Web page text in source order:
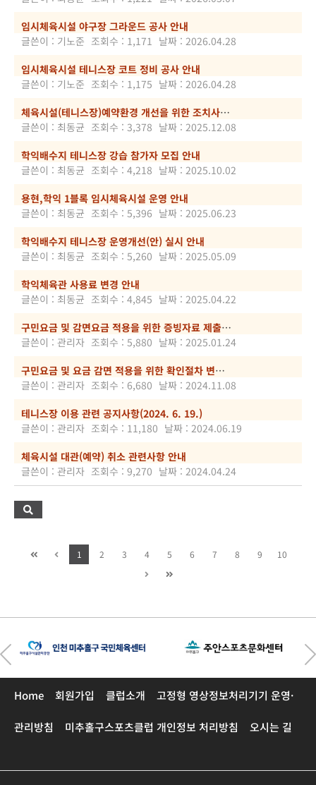
임시체육시설 야구장 그라운드 공사 안내
글쓴이 : 기노준 조회수 : 1,171 날짜 : 2026.04.28
임시체육시설 테니스장 코트 정비 공사 안내
글쓴이 : 기노준 조회수 : 1,175 날짜 : 2026.04.28
체육시설(테니스장)예약환경 개선을 위한 조치사항 안내
글쓴이 : 최동균 조회수 : 3,378 날짜 : 2025.12.08
학익배수지 테니스장 강습 참가자 모집 안내
글쓴이 : 최동균 조회수 : 4,218 날짜 : 2025.10.02
용현,학익 1블록 임시체육시설 운영 안내
글쓴이 : 최동균 조회수 : 5,396 날짜 : 2025.06.23
학익배수지 테니스장 운영개선(안) 실시 안내
글쓴이 : 최동균 조회수 : 5,260 날짜 : 2025.05.09
학익체육관 사용료 변경 안내
글쓴이 : 최동균 조회수 : 4,845 날짜 : 2025.04.22
구민요금 및 감면요금 적용을 위한 증빙자료 제출 시 주의사항(필독)
글쓴이 : 관리자 조회수 : 5,880 날짜 : 2025.01.24
구민요금 및 요금 감면 적용을 위한 확인절차 변경 안내
글쓴이 : 관리자 조회수 : 6,680 날짜 : 2024.11.08
테니스장 이용 관련 공지사항(2024. 6. 19.)
글쓴이 : 관리자 조회수 : 11,180 날짜 : 2024.06.19
체육시설 대관(예약) 취소 관련사항 안내
글쓴이 : 관리자 조회수 : 9,270 날짜 : 2024.04.24
1 2 3 4 5 6 7 8 9 10
Home 회원가입 클럽소개 고정형 영상정보처리기기 운영·
관리방침 미추홀구스포츠클럽 개인정보 처리방침 오시는 길